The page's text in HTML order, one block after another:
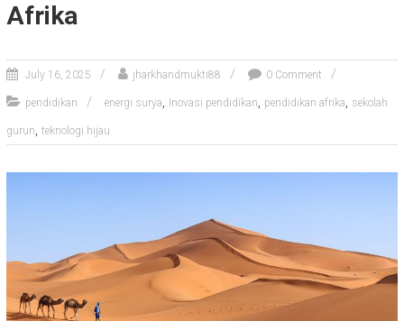
Afrika
July 16, 2025 jharkhandmukti88 0 Comment
pendidikan energi surya, Inovasi pendidikan, pendidikan afrika, sekolah
gurun, teknologi hijau